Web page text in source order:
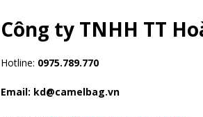
Công ty TNHH TT
Hotline: 0975.789.770
Email: kd@camelbag.vn